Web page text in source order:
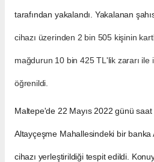
tarafından yakalandı. Yakalanan
cihazı üzerinden 2 bin 505 kişinin
mağdurun 10 bin 425 TL'lik zararı ile
öğrenildi.
Maltepe'de 22 Mayıs 2022 günü saat
Altayçeşme Mahallesindeki bir
cihazı yerleştirildiği tespit edildi.